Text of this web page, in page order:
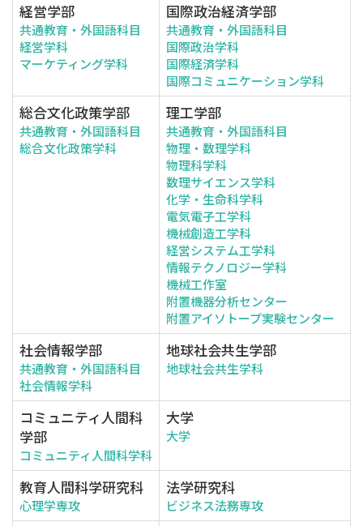
経営学部
共通教育・外国語科目
経営学科
マーケティング学科
国際政治経済学部
共通教育・外国語科目
国際政治学科
国際経済学科
国際コミュニケーション学科
総合文化政策学部
共通教育・外国語科目
総合文化政策学科
理工学部
共通教育・外国語科目
物理・数理学科
物理科学科
数理サイエンス学科
化学・生命科学科
電気電子工学科
機械創造工学科
経営システム工学科
情報テクノロジー学科
機械工作室
附置機器分析センター
附置アイソトープ実験センター
社会情報学部
共通教育・外国語科目
社会情報学科
地球社会共生学部
地球社会共生学科
コミュニティ人間科
学部
コミュニティ人間科学科
大学
大学
教育人間科学研究科
心理学専攻
法学研究科
ビジネス法務専攻